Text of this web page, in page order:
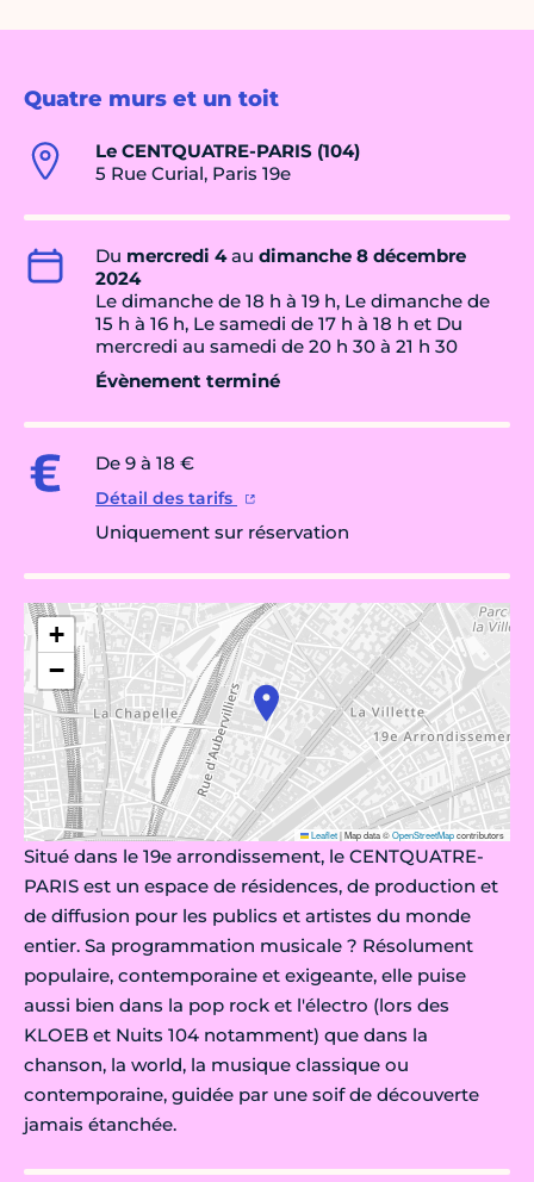
Quatre murs et un toit
Le CENTQUATRE-PARIS (104)
5 Rue Curial, Paris 19e
Du mercredi 4au dimanche 8 décembre
2024
Le dimanche de 18 h à 19 h, Le dimanche de
15 h à 16 h, Le samedi de 17 h à 18 h et Du
mercredi au samedi de 20 h 30 à 21 h 30
Évènement terminé
De 9 à 18 €
Détail des tarifs
Uniquement sur réservation
+
−
Leaflet|Map data ©OpenStreetMapcontributors
Situé dans le 19e arrondissement, le CENTQUATRE-
PARIS est un espace de résidences, de production et
de diffusion pour les publics et artistes du monde
entier. Sa programmation musicale ? Résolument
populaire, contemporaine et exigeante, elle puise
aussi bien dans la pop rock et l'électro (lors des
KLOEB et Nuits 104 notamment) que dans la
chanson, la world, la musique classique ou
contemporaine, guidée par une soif de découverte
jamais étanchée.